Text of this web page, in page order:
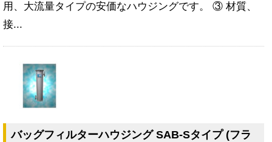
用、大流量タイプの安価なハウジングです。 ③ 材質、
接...
バッグフィルターハウジング SAB-Sタイプ (フラ